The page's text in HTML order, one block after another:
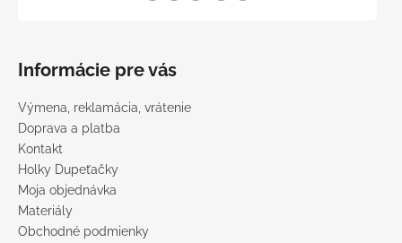
Informácie pre vás
Výmena, reklamácia, vrátenie
Doprava a platba
Kontakt
Holky Dupeťačky
Moja objednávka
Materiály
Obchodné podmienky